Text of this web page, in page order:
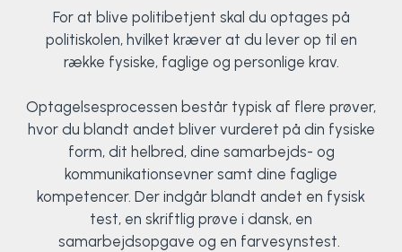
For at blive politibetjent skal du optages på
politiskolen, hvilket kræver at du lever op til en
række fysiske, faglige og personlige krav.
Optagelsesprocessen består typisk af flere prøver,
hvor du blandt andet bliver vurderet på din fysiske
form, dit helbred, dine samarbejds- og
kommunikationsevner samt dine faglige
kompetencer. Der indgår blandt andet en fysisk
test, en skriftlig prøve i dansk, en
samarbejdsopgave og en farvesynstest.